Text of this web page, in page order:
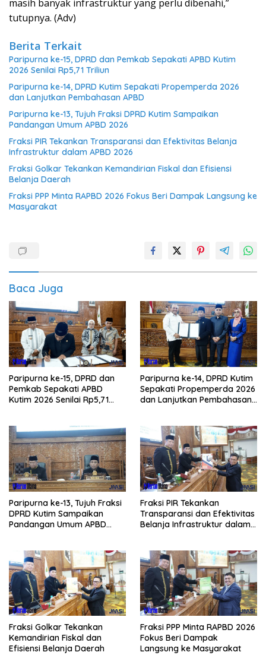
masih banyak infrastruktur yang perlu dibenahi,”
tutupnya. (Adv)
Berita Terkait
Paripurna ke-15, DPRD dan Pemkab Sepakati APBD Kutim
2026 Senilai Rp5,71 Triliun
Paripurna ke-14, DPRD Kutim Sepakati Propemperda 2026
dan Lanjutkan Pembahasan APBD
Paripurna ke-13, Tujuh Fraksi DPRD Kutim Sampaikan
Pandangan Umum APBD 2026
Fraksi PIR Tekankan Transparansi dan Efektivitas Belanja
Infrastruktur dalam APBD 2026
Fraksi Golkar Tekankan Kemandirian Fiskal dan Efisiensi
Belanja Daerah
Fraksi PPP Minta RAPBD 2026 Fokus Beri Dampak Langsung ke
Masyarakat
Baca Juga
Paripurna ke-15, DPRD dan
Pemkab Sepakati APBD
Kutim 2026 Senilai Rp5,71
Paripurna ke-14, DPRD Kutim
Sepakati Propemperda 2026
dan Lanjutkan Pembahasan
Paripurna ke-13, Tujuh Fraksi
DPRD Kutim Sampaikan
Pandangan Umum APBD
Fraksi PIR Tekankan
Transparansi dan Efektivitas
Belanja Infrastruktur dalam
Fraksi Golkar Tekankan
Kemandirian Fiskal dan
Efisiensi Belanja Daerah
Fraksi PPP Minta RAPBD 2026
Fokus Beri Dampak
Langsung ke Masyarakat